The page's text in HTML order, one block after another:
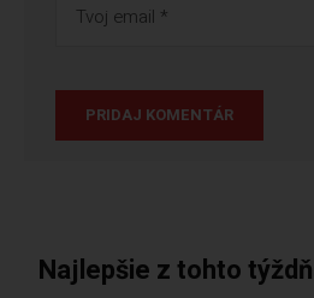
Najlepšie z tohto